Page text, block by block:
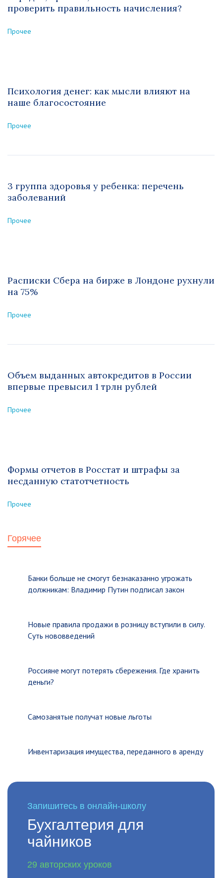
проверить правильность начисления?
Прочее
Психология денег: как мысли влияют на
наше благосостояние
Прочее
3 группа здоровья у ребенка: перечень
заболеваний
Прочее
Расписки Сбера на бирже в Лондоне рухнули
на 75%
Прочее
Объем выданных автокредитов в России
впервые превысил 1 трлн рублей
Прочее
Формы отчетов в Росстат и штрафы за
несданную статотчетность
Прочее
Горячее
Банки больше не смогут безнаказанно угрожать
должникам: Владимир Путин подписал закон
Новые правила продажи в розницу вступили в силу.
Суть нововведений
Россияне могут потерять сбережения. Где хранить
деньги?
Самозанятые получат новые льготы
Инвентаризация имущества, переданного в аренду
Запишитесь в онлайн-школу
Бухгалтерия для
чайников
29 авторских уроков